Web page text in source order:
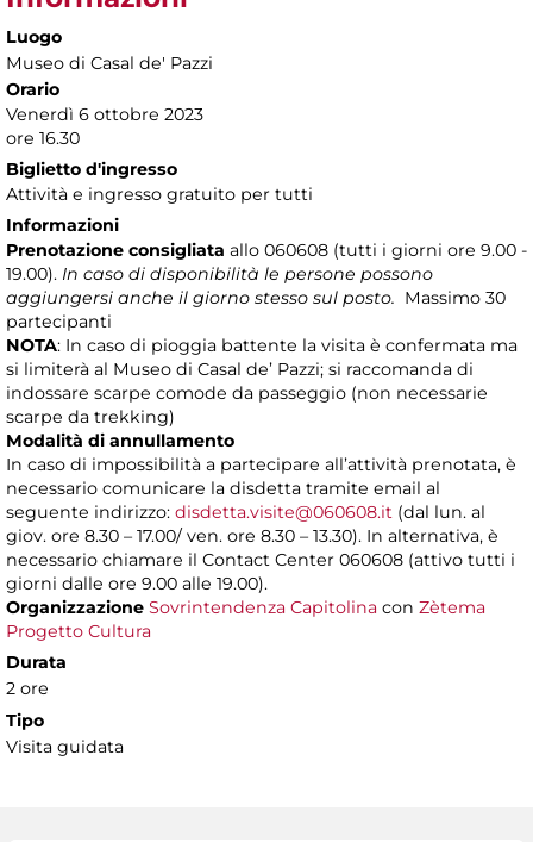
Luogo
Museo di Casal de' Pazzi
Orario
Venerdì 6 ottobre 2023
ore 16.30
Biglietto d'ingresso
Attività e ingresso gratuito per tutti
Informazioni
Prenotazione consigliata allo 060608 (tutti i giorni ore 9.00 -
19.00). In caso di disponibilità le persone possono
aggiungersi anche il giorno stesso sul posto. Massimo 30
partecipanti
NOTA: In caso di pioggia battente la visita è confermata ma
si limiterà al Museo di Casal de’ Pazzi; si raccomanda di
indossare scarpe comode da passeggio (non necessarie
scarpe da trekking)
Modalità di annullamento
In caso di impossibilità a partecipare all’attività prenotata, è
necessario comunicare la disdetta tramite email al
seguente indirizzo: disdetta.visite@060608.it (dal lun. al
giov. ore 8.30 – 17.00/ ven. ore 8.30 – 13.30). In alternativa, è
necessario chiamare il Contact Center 060608 (attivo tutti i
giorni dalle ore 9.00 alle 19.00).
Organizzazione Sovrintendenza Capitolina con Zètema
Progetto Cultura
Durata
2 ore
Tipo
Visita guidata